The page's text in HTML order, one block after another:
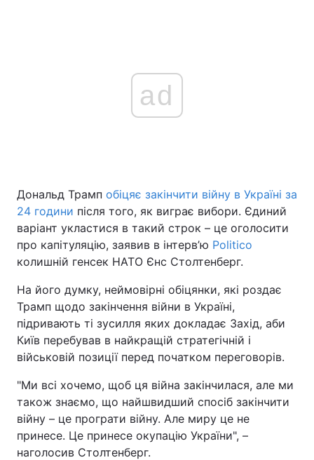
Головна Війна
Україна Політика
Спорт Наука
Техно і зв'язок Лайт
Здоров'я Туризм
Цікавинки Погода
ad
Дональд Трамп обіцяє закінчити війну в Україні за
24 години після того, як виграє вибори. Єдиний
варіант укластися в такий строк – це оголосити
про капітуляцію, заявив в інтерв’ю Politico
колишній генсек НАТО Єнс Столтенберг.
На його думку, неймовірні обіцянки, які роздає
Трамп щодо закінчення війни в Україні,
підривають ті зусилля яких докладає Захід, аби
Київ перебував в найкращій стратегічній і
військовій позиції перед початком переговорів.
"Ми всі хочемо, щоб ця війна закінчилася, але ми
також знаємо, що найшвидший спосіб закінчити
війну – це програти війну. Але миру це не
принесе. Це принесе окупацію України", –
наголосив Столтенберг.